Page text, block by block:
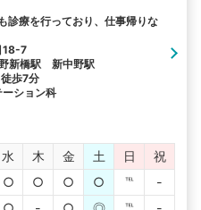
診療を行っており、仕事帰りな
18-7
新橋駅 新中野駅
歩7分
ション科
水 木 金 土 日
祝
○ ○ ○ ○ ℡
-